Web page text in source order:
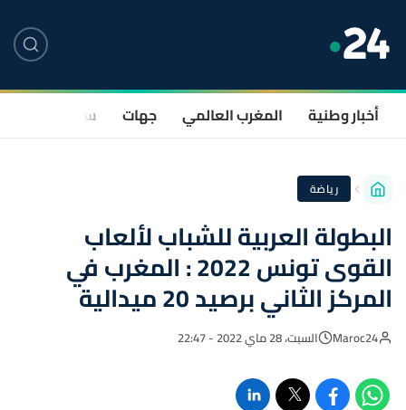
أخبار وطنية المغرب العالمي جهات سياسة
رياضة
البطولة العربية للشباب لألعاب
القوى تونس 2022 : المغرب في
المركز الثاني برصيد 20 ميدالية
Maroc24 السبت، 28 ماي 2022 - 22:47